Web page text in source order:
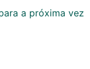
a próxima vez